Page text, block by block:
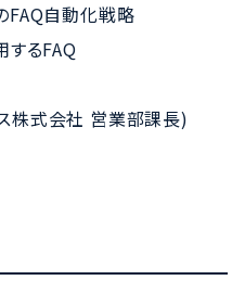
自動化戦略
するFAQ
株式会社 営業部課長)